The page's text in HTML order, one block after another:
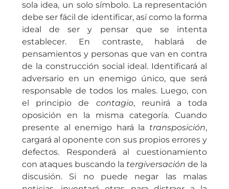
sola idea, un solo símbolo. La representación
debe ser fácil de identificar, así como la forma
ideal de ser y pensar que se intenta
establecer. En contraste, hablará de
pensamientos y personas que van en contra
de la construcción social ideal. Identificará al
adversario en un enemigo único, que será
responsable de todos los males. Luego, con
el principio de contagio, reunirá a toda
oposición en la misma categoría. Cuando
presente al enemigo hará la transposición,
cargará al oponente con sus propios errores y
defectos. Responderá al cuestionamiento
con ataques buscando la tergiversaciónde la
discusión. Si no puede negar las malas